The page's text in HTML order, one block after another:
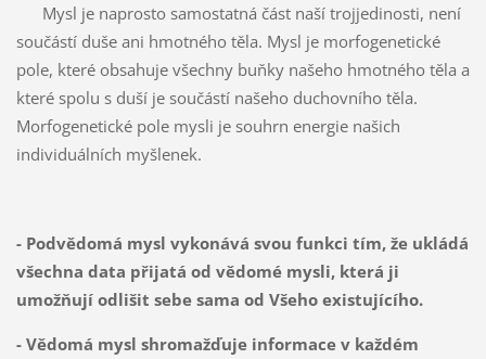
Mysl je naprosto samostatná část naší trojjedinosti, není
součástí duše ani hmotného těla. Mysl je morfogenetické
pole, které obsahuje všechny buňky našeho hmotného těla a
které spolu s duší je součástí našeho duchovního těla.
Morfogenetické pole mysli je souhrn energie našich
individuálních myšlenek.
- Podvědomá mysl vykonává svou funkci tím, že ukládá
všechna data přijatá od vědomé mysli, která ji
umožňují odlišit sebe sama od Všeho existujícího.
- Vědomá mysl shromažďuje informace v každém